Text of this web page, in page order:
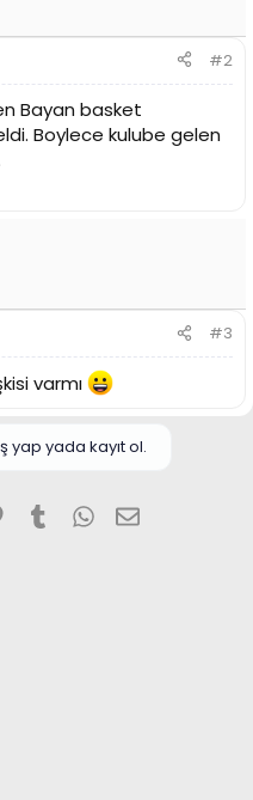
#2
Bayan basket
Boylece kulube gelen
#3
varmı
yap yada kayıt ol.
Pinterest
TumblrWhatsApp
E-posta